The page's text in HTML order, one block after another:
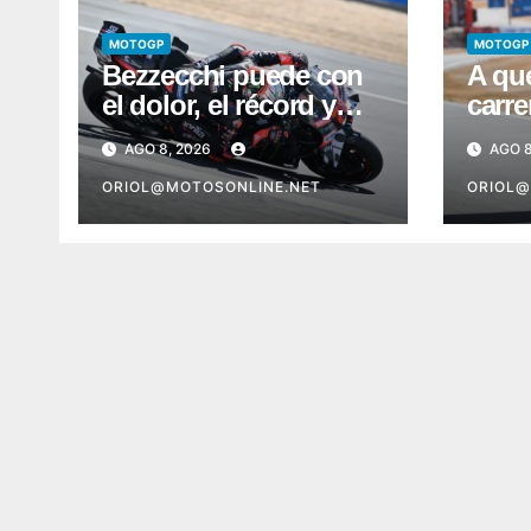
MOTOGP
Bezzecchi puede con
el dolor, el récord y
con todos
AGO 8, 2026
ORIOL@MOTOSONLINE.NET
MOTOGP
A
AGO